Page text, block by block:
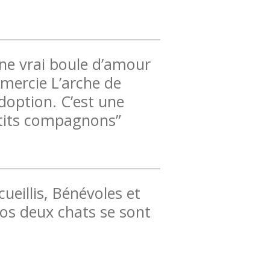
vrai boule d’amour
L’arche de
C’est une
compagnons”
Bénévoles et
deux chats se sont